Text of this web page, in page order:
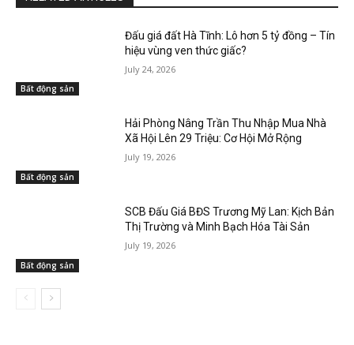
Bất động sản
Đấu giá đất Hà Tĩnh: Lô hơn 5 tỷ đồng – Tín
hiệu vùng ven thức giấc?
July 24, 2026
Bất động sản
Hải Phòng Nâng Trần Thu Nhập Mua Nhà
Xã Hội Lên 29 Triệu: Cơ Hội Mở Rộng
July 19, 2026
Bất động sản
SCB Đấu Giá BĐS Trương Mỹ Lan: Kịch Bản
Thị Trường và Minh Bạch Hóa Tài Sản
July 19, 2026